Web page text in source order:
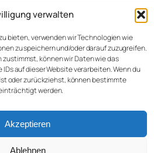
verwalten
bieten, verwenden wir Technologien wie
zu speichern und/oder darauf zuzugreifen.
zustimmst, können wir Daten wie das
auf dieser Website verarbeiten. Wenn du
oder zurückziehst, können bestimmte
werden.
Akzeptieren
Ablehnen
für Finn bei der
Kriterium
→